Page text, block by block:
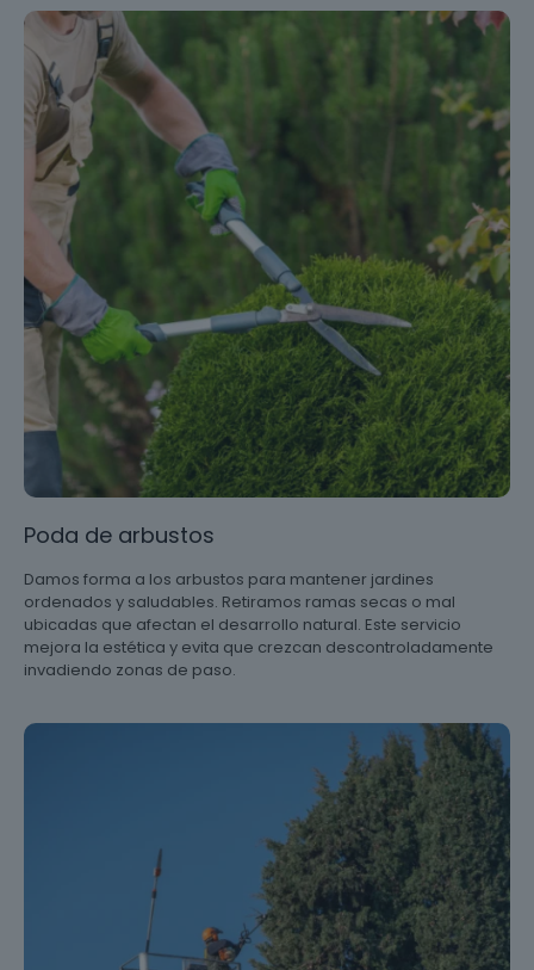
Poda de arbustos
Damos forma a los arbustos para mantener jardines
ordenados y saludables. Retiramos ramas secas o mal
ubicadas que afectan el desarrollo natural. Este servicio
mejora la estética y evita que crezcan descontroladamente
invadiendo zonas de paso.